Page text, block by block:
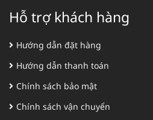
Hỗ trợ khách hàng
Hướng dẫn đặt hàng
Hướng dẫn thanh toán
Chính sách bảo mật
Chính sách vận chuyển